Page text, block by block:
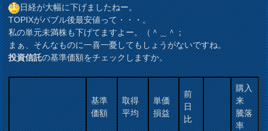
日経が大幅に下げましたねー。
TOPIXがバブル後最安値って・・・。
私の単元未満株も下げてますよー。（＾＿＾；
まぁ、そんなものに一喜一憂してもしょうがないですね。
投資信託の基準価額をチェックしますか。
基準
価額
取得
平均
単価
損益
前
日
比
購入
来
騰落
率